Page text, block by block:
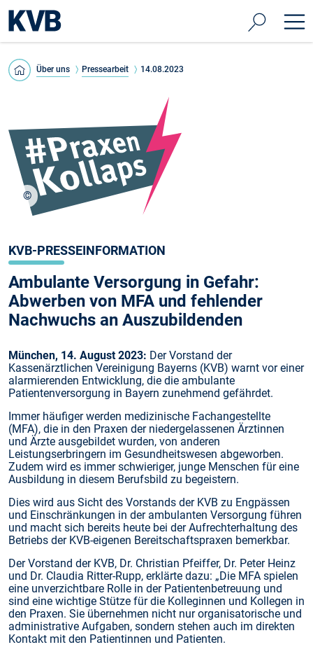
Über uns Pressearbeit 14.08.2023
©
KBV
KVB-PRESSEINFORMATION
Ambulante Versorgung in Gefahr:
Abwerben von MFA und fehlender
Nachwuchs an Auszubildenden
München, 14. August 2023: Der Vorstand der
Kassenärztlichen Vereinigung Bayerns (KVB) warnt vor einer
alarmierenden Entwicklung, die die ambulante
Patientenversorgung in Bayern zunehmend gefährdet.
Immer häufiger werden medizinische Fachangestellte
(MFA), die in den Praxen der niedergelassenen Ärztinnen
und Ärzte ausgebildet wurden, von anderen
Leistungserbringern im Gesundheitswesen abgeworben.
Zudem wird es immer schwieriger, junge Menschen für eine
Ausbildung in diesem Berufsbild zu begeistern.
Dies wird aus Sicht des Vorstands der KVB zu Engpässen
und Einschränkungen in der ambulanten Versorgung führen
und macht sich bereits heute bei der Aufrechterhaltung des
Betriebs der KVB-eigenen Bereitschaftspraxen bemerkbar.
Der Vorstand der KVB, Dr. Christian Pfeiffer, Dr. Peter Heinz
und Dr. Claudia Ritter-Rupp, erklärte dazu: „Die MFA spielen
eine unverzichtbare Rolle in der Patientenbetreuung und
sind eine wichtige Stütze für die Kolleginnen und Kollegen in
den Praxen. Sie übernehmen nicht nur organisatorische und
administrative Aufgaben, sondern stehen auch im direkten
Kontakt mit den Patientinnen und Patienten.